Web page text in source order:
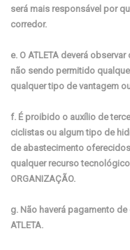
será mais responsável por
corredor.
e. O ATLETA deverá
não sendo permitido
qualquer tipo de vantagem
f. É proibido o auxílio de
ciclistas ou algum tipo de
de abastecimento
qualquer recurso
ORGANIZAÇÃO.
g. Não haverá pagamento
ATLETA.